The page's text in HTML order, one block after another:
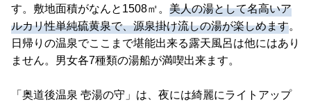
す。敷地面積がなんと1508㎡。 美人の湯として名高いア
ルカリ性単純硫黄泉で、源泉掛け流しの湯が楽しめます。
日帰りの温泉でここまで堪能出来る露天風呂は他にはあり
ません。男女各7種類の湯船が満喫出来ます。
「奥道後温泉 壱湯の守」は、夜には綺麗にライトアップ